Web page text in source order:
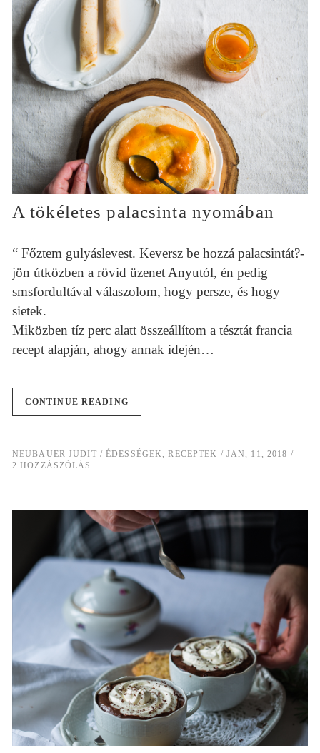
A tökéletes palacsinta nyomában
“ Főztem gulyáslevest. Keversz be hozzá palacsintát?-
jön útközben a rövid üzenet Anyutól, én pedig
smsfordultával válaszolom, hogy persze, és hogy
sietek.
Miközben tíz perc alatt összeállítom a tésztát francia
recept alapján, ahogy annak idején…
CONTINUE READING
NEUBAUER JUDIT ÉDESSÉGEK,RECEPTEK
JAN, 11, 2018
2 HOZZÁSZÓLÁS